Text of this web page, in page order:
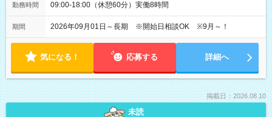
勤務時間 09:00-18:00（休憩60分）実働8時間
期間 2026年09月01日～長期 ※開始日相談OK ※9月～！
気になる！ 応募する 詳細へ
掲載日：2026.08.10
未読